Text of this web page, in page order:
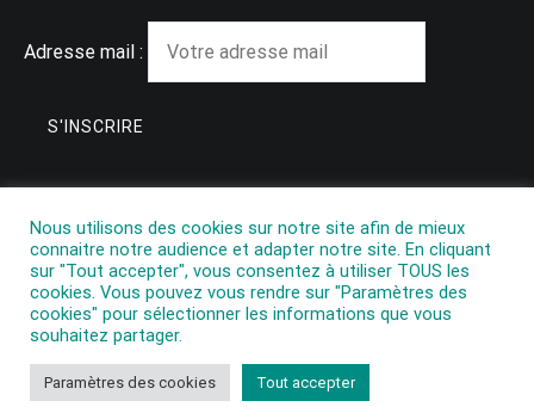
Adresse mail :
Copyright © 2026La Pause Philo. All rights reserved. Theme:
Cenoteby ThemeGrill. Powered byWordPress
Nous utilisons des cookies sur notre site afin de mieux
connaitre notre audience et adapter notre site. En cliquant
sur "Tout accepter", vous consentez à utiliser TOUS les
cookies. Vous pouvez vous rendre sur "Paramètres des
cookies" pour sélectionner les informations que vous
souhaitez partager.
Paramètres des cookies Tout accepter